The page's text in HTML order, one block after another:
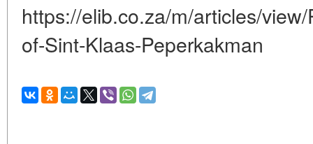
https://elib.co.za/m/articles/
of-Sint-Klaas-Peperkakman